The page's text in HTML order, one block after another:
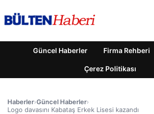
Güncel Haberler Firma Rehberi
Çerez Politikası
Haberler›Güncel Haberler›
Logo davasını Kabataş Erkek Lisesi kazandı